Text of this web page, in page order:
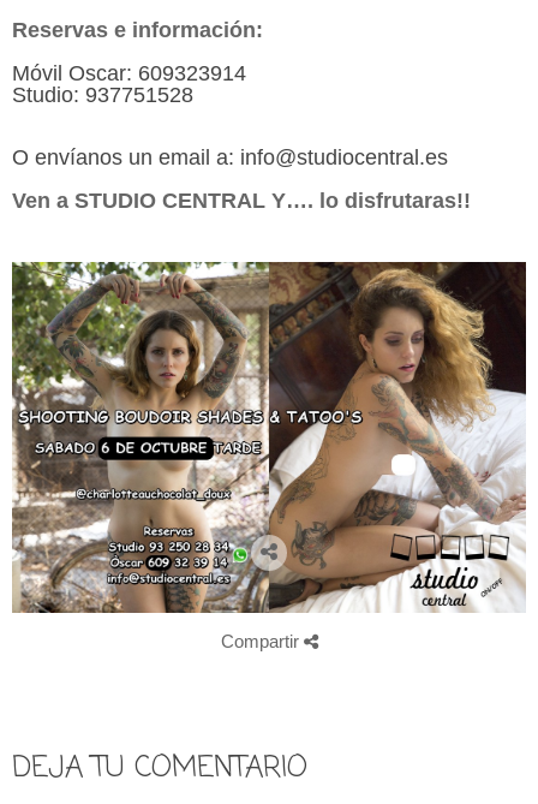
Reservas e información:
Móvil Oscar: 609323914
Studio: 937751528
O envíanos un email a: info@studiocentral.es
Ven a STUDIO CENTRAL Y…. lo disfrutaras!!
Compartir
DEJA TU COMENTARIO